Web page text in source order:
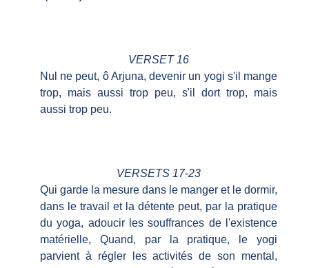
VERSET 16
Nul ne peut, ô Arjuna, devenir un yogi s'il mange
trop, mais aussi trop peu, s'il dort trop, mais
aussi trop peu.
VERSETS 17-23
Qui garde la mesure dans le manger et le dormir,
dans le travail et la détente peut, par la pratique
du yoga, adoucir les souffrances de l'existence
matérielle, Quand, par la pratique, le yogi
parvient à régler les activités de son mental,